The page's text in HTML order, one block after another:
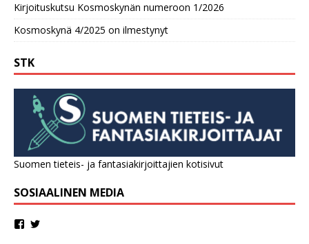
Kirjoituskutsu Kosmoskynän numeroon 1/2026
Kosmoskynä 4/2025 on ilmestynyt
STK
Suomen tieteis- ja fantasiakirjoittajien kotisivut
SOSIAALINEN MEDIA